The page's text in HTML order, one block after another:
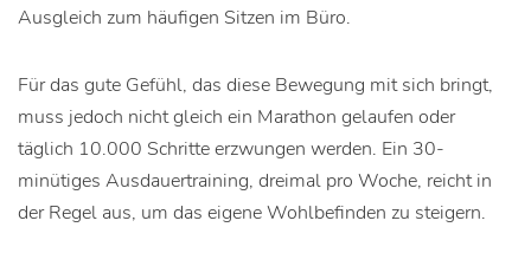
Ausgleich zum häufigen Sitzen im Büro.
Für das gute Gefühl, das diese Bewegung mit sich bringt,
muss jedoch nicht gleich ein Marathon gelaufen oder
täglich 10.000 Schritte erzwungen werden. Ein 30-
minütiges Ausdauertraining, dreimal pro Woche, reicht in
der Regel aus, um das eigene Wohlbefinden zu steigern.